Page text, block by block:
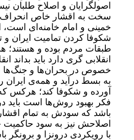
اصولگرایان و اصلاح طلبان
سخت به اقشار خاص انحراف
خمینی و امام‌ خامنه‌ای
شکوفا کردن تمامیت ایران و
طبقات مردم بوده و هستند؛
انقلابی گری دارد باید بداند
خصوص در بحران‌ها و جنگ‌ها
به بسط درآید و همه‌ی ایران
آورده و شکوفا کند؛ هرکس
فکر بهبود روش‌ها است باید
باشد که سودش به تمام
اصلاحش نیز به سود
با رویکردی درونزا و برونگر